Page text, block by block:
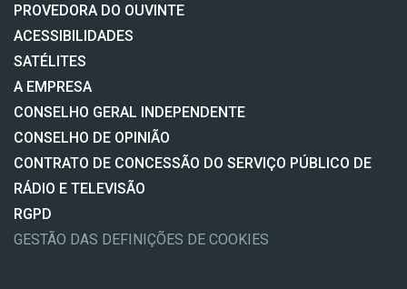
PROVEDORA DO OUVINTE
ACESSIBILIDADES
SATÉLITES
A EMPRESA
CONSELHO GERAL INDEPENDENTE
CONSELHO DE OPINIÃO
CONTRATO DE CONCESSÃO DO SERVIÇO PÚBLICO DE
RÁDIO E TELEVISÃO
RGPD
GESTÃO DAS DEFINIÇÕES DE COOKIES